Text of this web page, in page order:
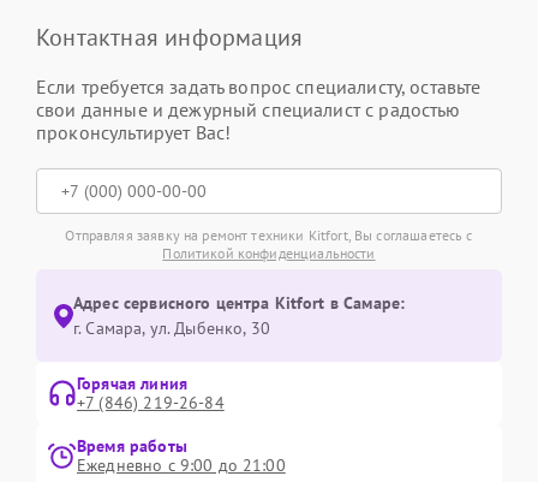
Контактная информация
Если требуется задать вопрос специалисту, оставьте
свои данные и дежурный специалист с радостью
проконсультирует Вас!
Отправляя заявку на ремонт техники Kitfort, Вы соглашаетесь с
Политикой конфиденциальности
Адрес сервисного центра Kitfort в Самаре:
г. Самара, ул. Дыбенко, 30
Горячая линия
+7 (846) 219-26-84
Время работы
Ежедневно с 9:00 до 21:00